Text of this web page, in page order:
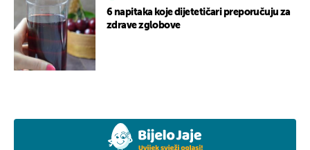
6 napitaka koje dijetetičari preporučuju za
zdrave zglobove